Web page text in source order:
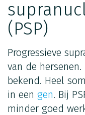
(PSP)
Progressieve
van de
bekend. Heel
in een gen. Bij
minder goed